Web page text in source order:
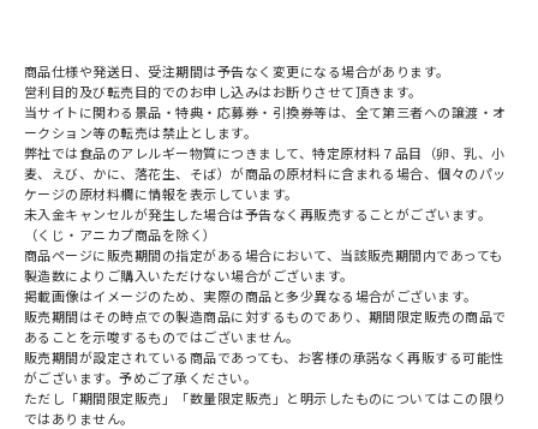
商品仕様や発送日、受注期間は予告なく変更になる場合があります。
営利目的及び転売目的でのお申し込みはお断りさせて頂きます。
当サイトに関わる景品・特典・応募券・引換券等は、全て第三者への譲渡・オ
ークション等の転売は禁止とします。
弊社では食品のアレルギー物質につきまして、特定原材料７品目（卵、乳、小
麦、えび、かに、落花生、そば）が商品の原材料に含まれる場合、個々のパッ
ケージの原材料欄に情報を表示しています。
未入金キャンセルが発生した場合は予告なく再販売することがございます。
（くじ・アニカプ商品を除く）
商品ページに販売期間の指定がある場合において、当該販売期間内であっても
製造数によりご購入いただけない場合がございます。
掲載画像はイメージのため、実際の商品と多少異なる場合がございます。
販売期間はその時点での製造商品に対するものであり、期間限定販売の商品で
あることを示唆するものではございません。
販売期間が設定されている商品であっても、お客様の承諾なく再販する可能性
がございます。予めご了承ください。
ただし「期間限定販売」「数量限定販売」と明示したものについてはこの限り
ではありません。